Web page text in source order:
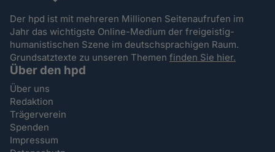
Der hpd ist mit mehreren Millionen Seitenaufrufen im
Jahr das wichtigste Online-Medium der freigeistig-
humanistischen Szene im deutschsprachigen Raum.
Grundsatztexte zu unseren Themenfinden Sie hier.
Über den hpd
Über uns
Redaktion
Trägerverein
Spenden
Impressum